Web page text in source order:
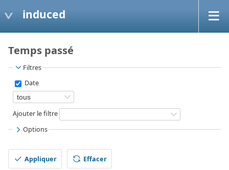
induced
Temps passé
Filtres
Date
Ajouter le filtre
Options
Appliquer Effacer